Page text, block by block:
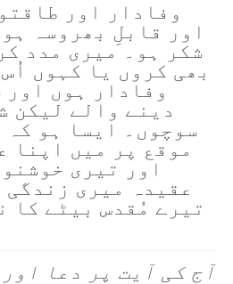
وفادار اور
اور قابلِ بھروسہ
شکر ہو۔ میری مدد
بھی کروں یا کہوں
وفادار ہوں اور
دینے والے لیکن
سوچوں۔ ایسا ہو کہ
موقع پر میں اپنا
اور تیری
عقیدہ میری زندگی
تیرے مُقدس بیٹے کا
آج کی آیت پر دعا اور